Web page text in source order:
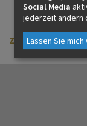
zurück
Social Media
jederzeit ändern
Lassen Sie mich